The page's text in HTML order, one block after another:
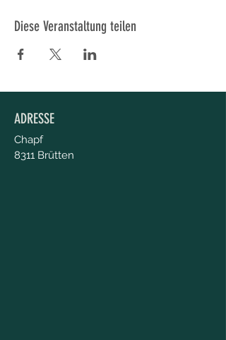
Diese Veranstaltung teilen
ADRESSE
Chapf
8311 Brütten